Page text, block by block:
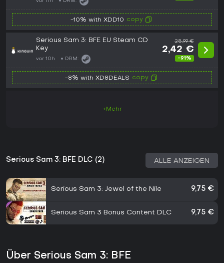
-10% with XDD10 copy
Serious Sam 3: BFE EU Steam CD
Key
vor 10h DRM:
28,99 €
2,42 €
-91%
-8% with XD8DEALS copy
+Mehr
Serious Sam 3: BFE DLC (2) ALLE ANZEIGEN
Serious Sam 3: Jewel of the Nile 9,75 €
Serious Sam 3 Bonus Content DLC 9,75 €
Über Serious Sam 3: BFE